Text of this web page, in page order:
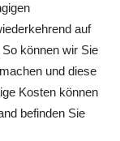
auf
können wir Sie
und diese
Kosten können
befinden Sie